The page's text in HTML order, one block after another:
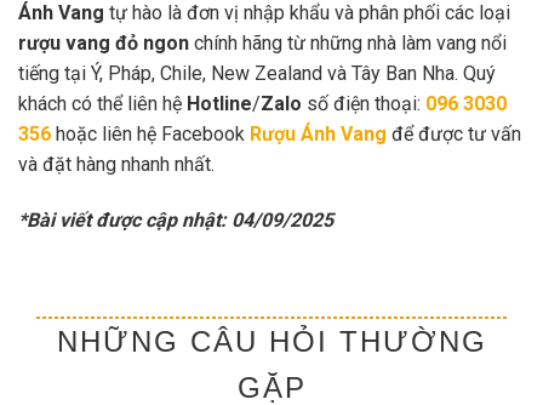
Ánh Vang tự hào là đơn vị nhập khẩu và phân phối các loại
rượu vang đỏ ngon chính hãng từ những nhà làm vang nổi
tiếng tại Ý, Pháp, Chile, New Zealand và Tây Ban Nha. Quý
khách có thể liên hệ Hotline/Zalo số điện thoại: 096 3030
356 hoặc liên hệ Facebook Rượu Ánh Vang để được tư vấn
và đặt hàng nhanh nhất.
*Bài viết được cập nhật: 04/09/2025
NHỮNG CÂU HỎI THƯỜNG
GẶP